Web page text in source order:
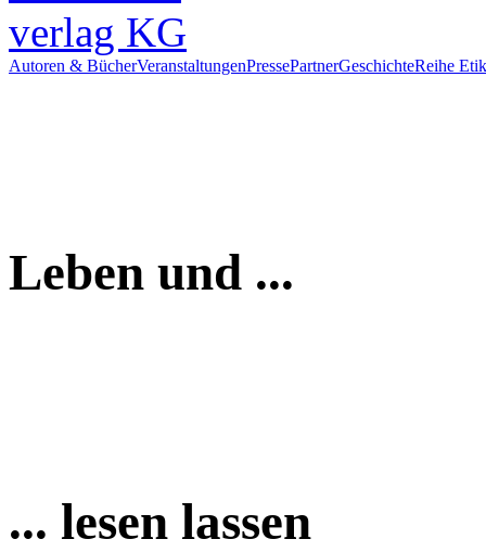
Autoren & BücherVeranstaltungenPressePartnerGeschichteReihe
Leben und ...
... lesen lassen